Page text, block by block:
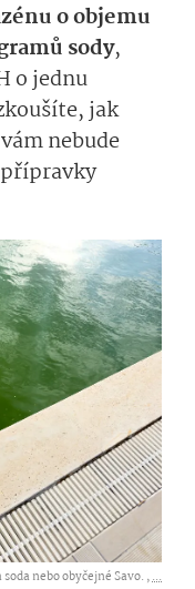
o objemu
sody,
o jednu
jak
nebude
nebo obyčejné Savo. ,...